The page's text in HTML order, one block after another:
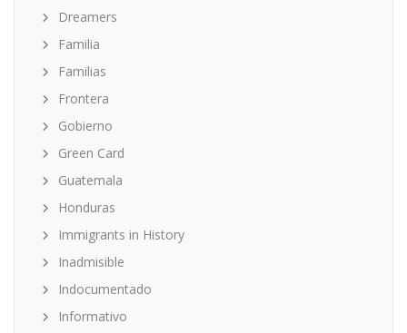
Dreamers
Familia
Familias
Frontera
Gobierno
Green Card
Guatemala
Honduras
Immigrants in History
Inadmisible
Indocumentado
Informativo